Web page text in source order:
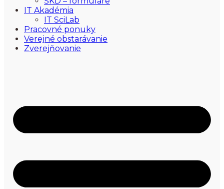
IT Akadémia
IT SciLab
Pracovné ponuky
Verejné obstarávanie
Zverejňovanie